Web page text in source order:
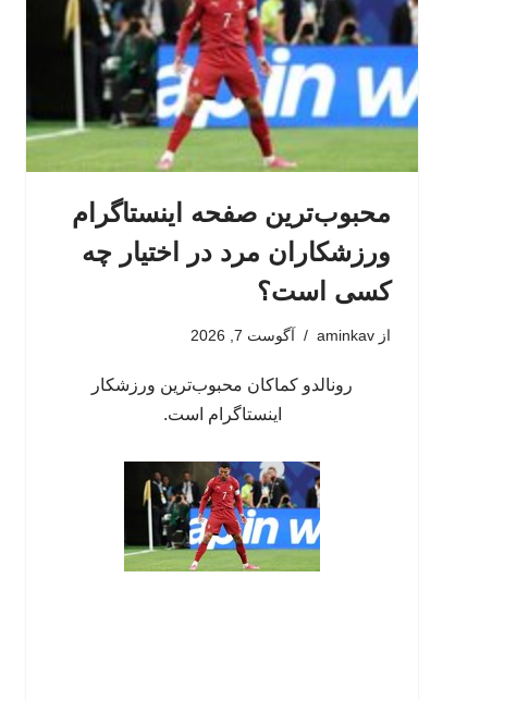
محبوب‌ترین صفحه اینستاگرام
ورزشکاران مرد در اختیار چه
کسی است؟
از aminkav آگوست 7, 2026
رونالدو کماکان محبوب‌ترین ورزشکار
اینستاگرام است.